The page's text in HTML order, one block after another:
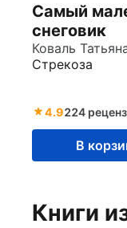
Самый
снеговик
Стрекоза
4.9224
В
Книги